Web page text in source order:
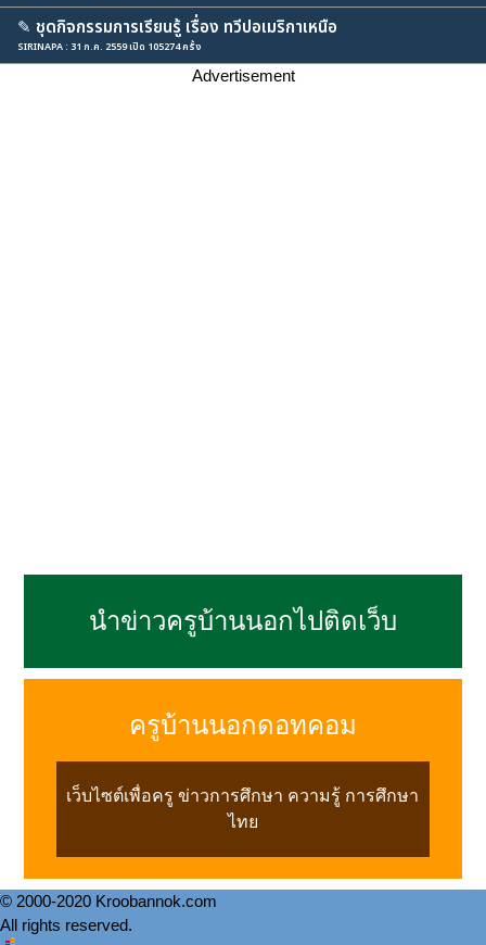
✎ ชุดกิจกรรมการเรียนรู้ เรื่อง ทวีปอเมริกาเหนือ
SIRINAPA : 31 ก.ค. 2559 เปิด 105274 ครั้ง
Advertisement
นำข่าวครูบ้านนอกไปติดเว็บ
ครูบ้านนอกดอทคอม
เว็บไซต์เพื่อครู ข่าวการศึกษา ความรู้ การศึกษา
ไทย
© 2000-2020 Kroobannok.com
All rights reserved.